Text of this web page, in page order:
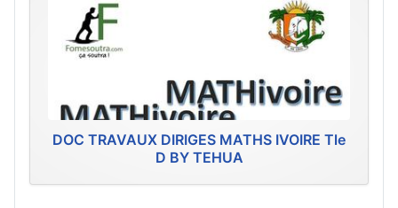
DOC TRAVAUX DIRIGES MATHS IVOIRE Tle
D BY TEHUA